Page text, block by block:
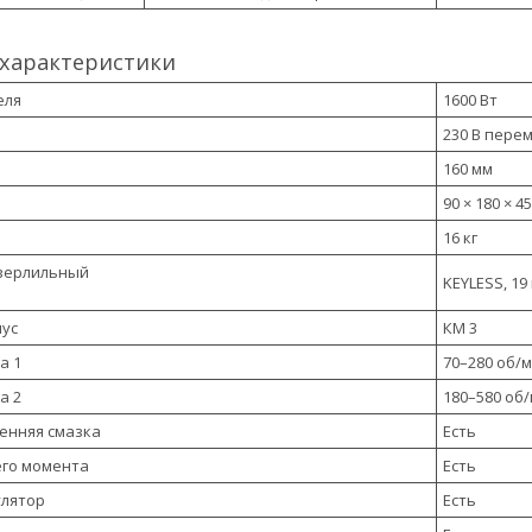
1600 Вт
230 В
160 мм
90 × 180 ×
16 кг
KEYLESS,
КМ 3
1
70–280 об/
2
180–580
смазка
Есть
момента
Есть
Есть